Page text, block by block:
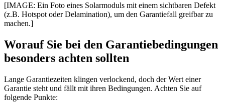
[IMAGE: Ein Foto eines Solarmoduls mit einem sichtbaren Defekt
(z.B. Hotspot oder Delamination), um den Garantiefall greifbar zu
machen.]
Worauf Sie bei den Garantiebedingungen
besonders achten sollten
Lange Garantiezeiten klingen verlockend, doch der Wert einer
Garantie steht und fällt mit ihren Bedingungen. Achten Sie auf
folgende Punkte: